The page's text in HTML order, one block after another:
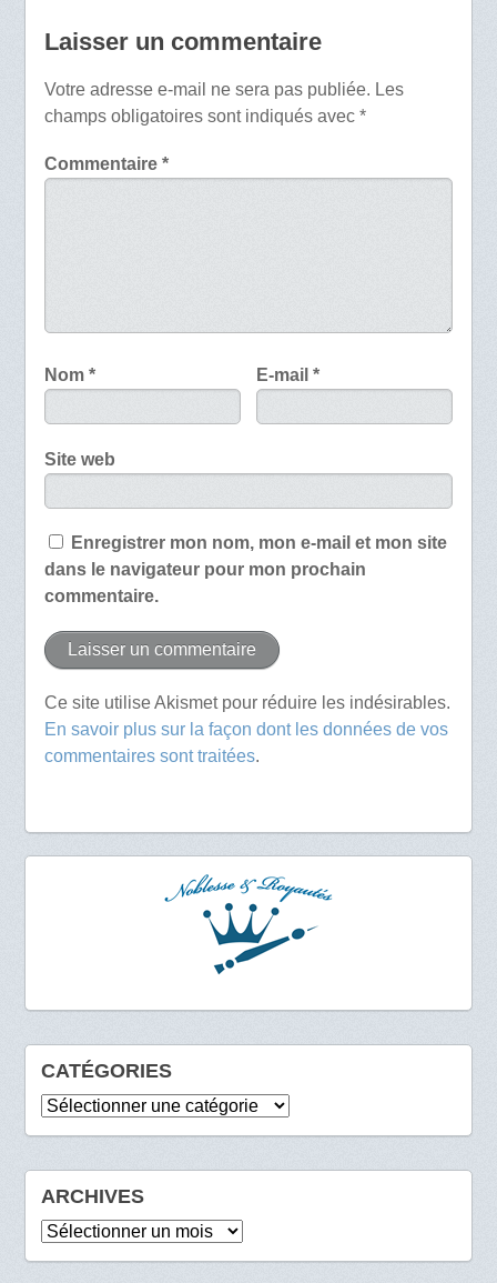
Laisser un commentaire
Votre adresse e-mail ne sera pas publiée. Les
champs obligatoires sont indiqués avec *
Commentaire *
Nom * E-mail*
Site web
Enregistrer mon nom, mon e-mail et mon site
dans le navigateur pour mon prochain
commentaire.
Ce site utilise Akismet pour réduire les indésirables.
En savoir plus sur la façon dont les données de vos
commentaires sont traitées.
CATÉGORIES
Catégories
ARCHIVES
Archives